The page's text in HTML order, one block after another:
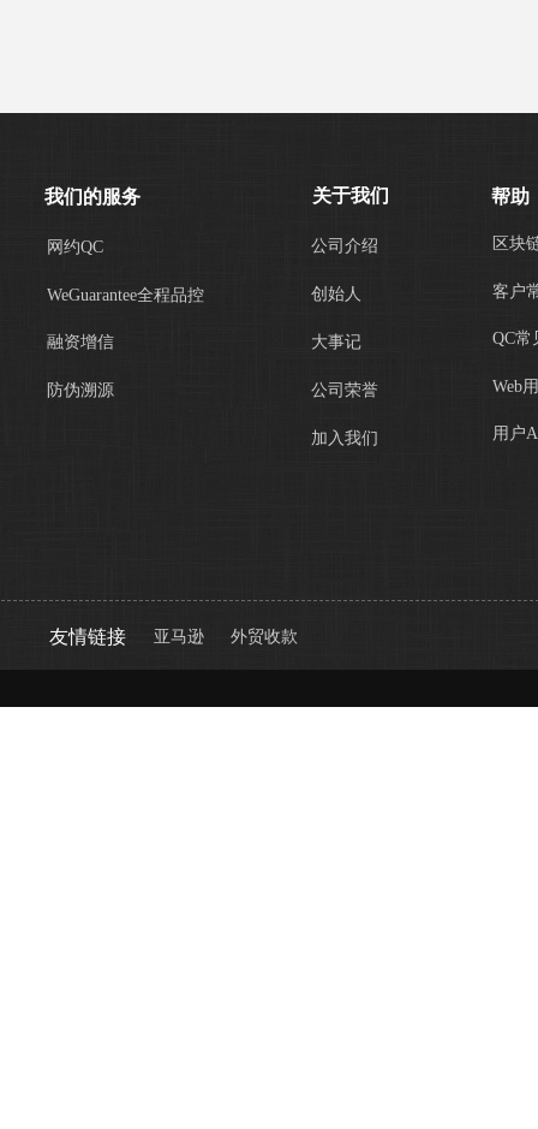
我们的服务 关于我们 帮助
区块
客户
QC常
Web
用户
公司介绍
创始人
大事记
公司荣誉
加入我们
网约QC
WeGuarantee全程品控
融资增信
防伪溯源
友情链接 亚马逊 外贸收款